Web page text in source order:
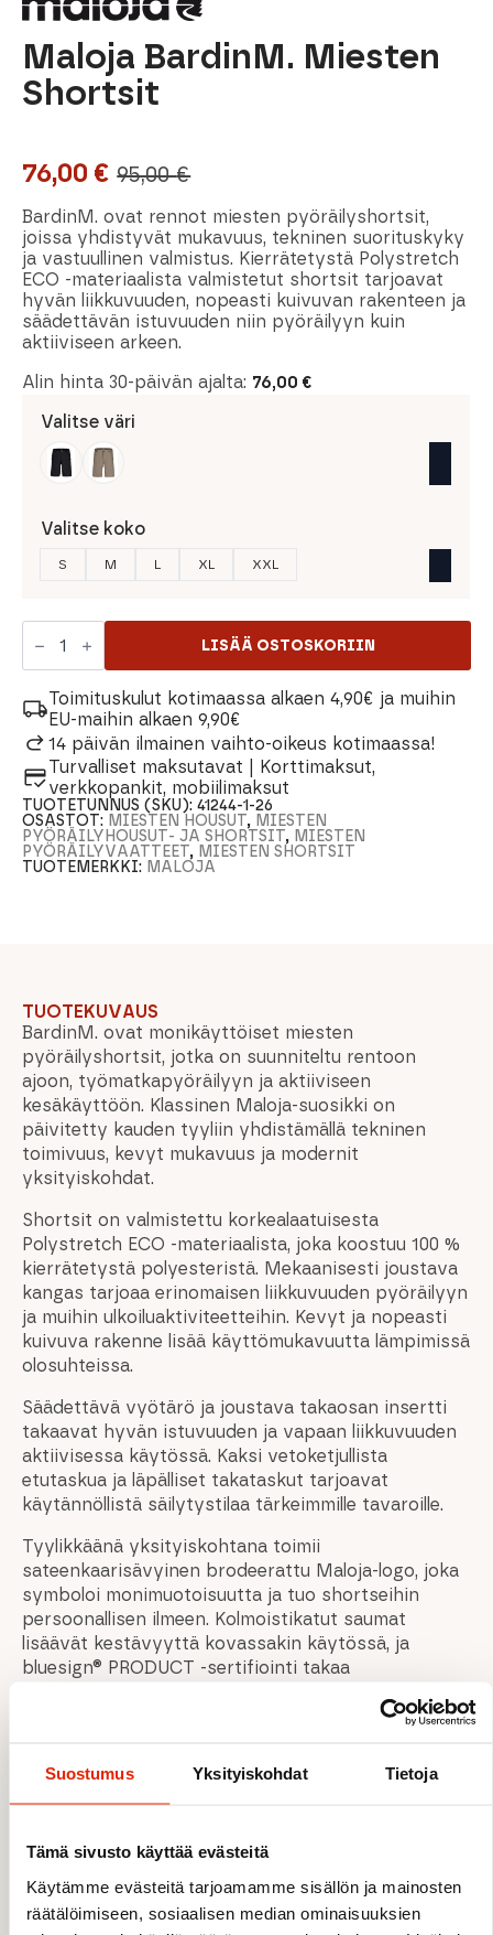
Suostumus Yksityiskohdat Tietoja
Tämä sivusto käyttää evästeitä
Käytämme evästeitä tarjoamamme sisällön ja mainosten
räätälöimiseen, sosiaalisen median ominaisuuksien
Maloja BardinM. Miesten
Shortsit
95,00€
Alkuperäinen
hinta
oli:
95,00 €.
76,00 €
Nykyinen
hinta
on:
76,00 €.
BardinM. ovat rennot miesten pyöräilyshortsit,
joissa yhdistyvät mukavuus, tekninen suorituskyky
ja vastuullinen valmistus. Kierrätetystä Polystretch
ECO -materiaalista valmistetut shortsit tarjoavat
hyvän liikkuvuuden, nopeasti kuivuvan rakenteen ja
säädettävän istuvuuden niin pyöräilyyn kuin
aktiiviseen arkeen.
Alin hinta 30-päivän ajalta: 76,00 €
Valitse väri
Valitse koko
S M L XL XXL
Maloja
BardinM.
Miesten
määrä
LISÄÄ OSTOSKORIIN
Toimituskulut kotimaassa alkaen 4,90€ ja muihin
EU-maihin alkaen 9,90€
14 päivän ilmainen vaihto-oikeus kotimaassa!
Turvalliset maksutavat | Korttimaksut,
verkkopankit, mobiilimaksut
TUOTETUNNUS (SKU):41244-1-26
OSASTOT: MIESTEN HOUSUT, MIESTEN
PYÖRÄILYHOUSUT- JA SHORTSIT, MIESTEN
PYÖRÄILYVAATTEET, MIESTEN SHORTSIT
TUOTEMERKKI: MALOJA
OMINAISUUDET
TUOTEKUVAUS
BardinM. ovat monikäyttöiset miesten
pyöräilyshortsit, jotka on suunniteltu rentoon
ajoon, työmatkapyöräilyyn ja aktiiviseen
kesäkäyttöön. Klassinen Maloja-suosikki on
päivitetty kauden tyyliin yhdistämällä tekninen
toimivuus, kevyt mukavuus ja modernit
yksityiskohdat.
Shortsit on valmistettu korkealaatuisesta
Polystretch ECO -materiaalista, joka koostuu 100 %
kierrätetystä polyesteristä. Mekaanisesti joustava
kangas tarjoaa erinomaisen liikkuvuuden pyöräilyyn
ja muihin ulkoiluaktiviteetteihin. Kevyt ja nopeasti
kuivuva rakenne lisää käyttömukavuutta lämpimissä
olosuhteissa.
Säädettävä vyötärö ja joustava takaosan insertti
takaavat hyvän istuvuuden ja vapaan liikkuvuuden
aktiivisessa käytössä. Kaksi vetoketjullista
etutaskua ja läpälliset takataskut tarjoavat
käytännöllistä säilytystilaa tärkeimmille tavaroille.
Tyylikkäänä yksityiskohtana toimii
sateenkaarisävyinen brodeerattu Maloja-logo, joka
symboloi monimuotoisuutta ja tuo shortseihin
persoonallisen ilmeen. Kolmoistikatut saumat
lisäävät kestävyyttä kovassakin käytössä, ja
bluesign® PRODUCT -sertifiointi takaa
tyyliin.